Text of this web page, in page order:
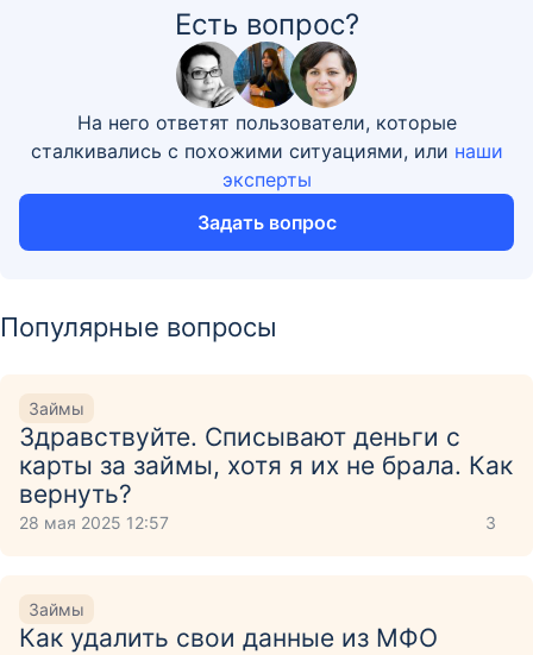
Есть вопрос?
На него ответят пользователи, которые
сталкивались с похожими ситуациями, или наши
эксперты
Задать вопрос
Популярные вопросы
Займы
Здравствуйте. Списывают деньги с
карты за займы, хотя я их не брала. Как
вернуть?
28 мая 2025 12:57 3
Займы
Как удалить свои данные из МФО